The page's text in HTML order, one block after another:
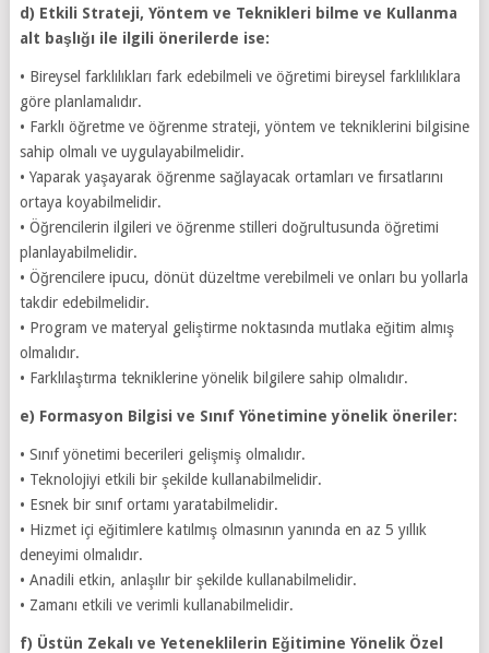
d) Etkili Strateji, Yöntem ve Teknikleri bilme ve Kullanma
alt başlığı ile ilgili önerilerde ise:
• Bireysel farklılıkları fark edebilmeli ve öğretimi bireysel farklılıklara
göre planlamalıdır.
• Farklı öğretme ve öğrenme strateji, yöntem ve tekniklerini bilgisine
sahip olmalı ve uygulayabilmelidir.
• Yaparak yaşayarak öğrenme sağlayacak ortamları ve fırsatlarını
ortaya koyabilmelidir.
• Öğrencilerin ilgileri ve öğrenme stilleri doğrultusunda öğretimi
planlayabilmelidir.
• Öğrencilere ipucu, dönüt düzeltme verebilmeli ve onları bu yollarla
takdir edebilmelidir.
• Program ve materyal geliştirme noktasında mutlaka eğitim almış
olmalıdır.
• Farklılaştırma tekniklerine yönelik bilgilere sahip olmalıdır.
e) Formasyon Bilgisi ve Sınıf Yönetimine yönelik öneriler:
• Sınıf yönetimi becerileri gelişmiş olmalıdır.
• Teknolojiyi etkili bir şekilde kullanabilmelidir.
• Esnek bir sınıf ortamı yaratabilmelidir.
• Hizmet içi eğitimlere katılmış olmasının yanında en az 5 yıllık
deneyimi olmalıdır.
• Anadili etkin, anlaşılır bir şekilde kullanabilmelidir.
• Zamanı etkili ve verimli kullanabilmelidir.
f) Üstün Zekalı ve Yeteneklilerin Eğitimine Yönelik Özel